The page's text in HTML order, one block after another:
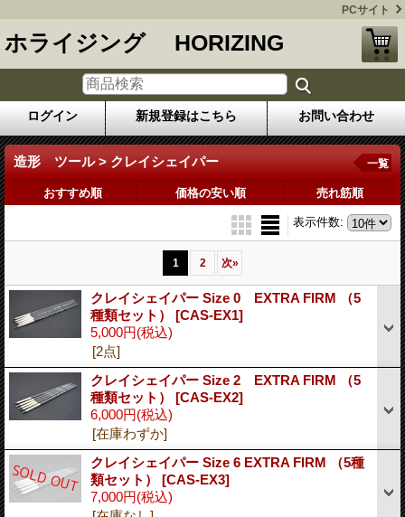
PCサイト
ホライジング HORIZING
ログイン 新規登録はこちら お問い合わせ
造形 ツール > クレイシェイパー 一覧
おすすめ順 価格の安い順 売れ筋順
表示件数:
1 2 次»
クレイシェイパー Size 0 EXTRA FIRM （5
種類セット） [CAS-EX1]
5,000円(税込)
[2点]
クレイシェイパー Size 2 EXTRA FIRM （5
種類セット） [CAS-EX2]
6,000円(税込)
[在庫わずか]
クレイシェイパー Size 6 EXTRA FIRM （5種
類セット） [CAS-EX3]
7,000円(税込)